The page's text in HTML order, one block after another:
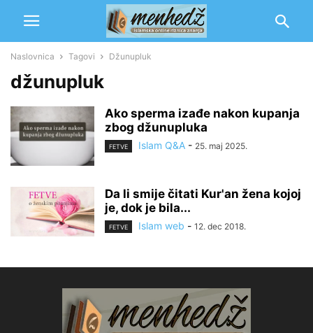
Naslovnica Tagovi Džunupluk
džunupluk
Ako sperma izađe nakon kupanja
zbog džunupluka
FETVE Islam Q&A - 25. maj 2025.
Da li smije čitati Kur'an žena kojoj
je, dok je bila...
FETVE Islam web - 12. dec 2018.